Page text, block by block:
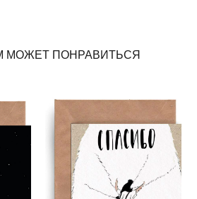
МОЖЕТ ПОНРАВИТЬСЯ